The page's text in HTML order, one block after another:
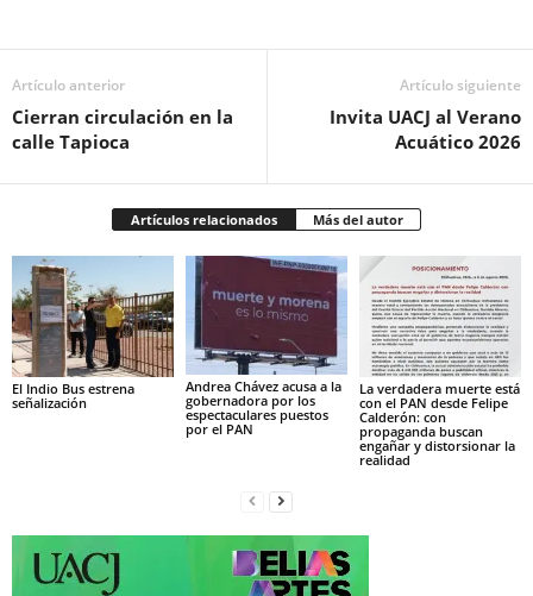
Artículo anterior
Cierran circulación en la
calle Tapioca
Artículo siguiente
Invita UACJ al Verano
Acuático 2026
Artículos relacionados Más del autor
El Indio Bus estrena
señalización
Andrea Chávez acusa a la
gobernadora por los
espectaculares puestos
por el PAN
La verdadera muerte está
con el PAN desde Felipe
Calderón: con
propaganda buscan
engañar y distorsionar la
realidad